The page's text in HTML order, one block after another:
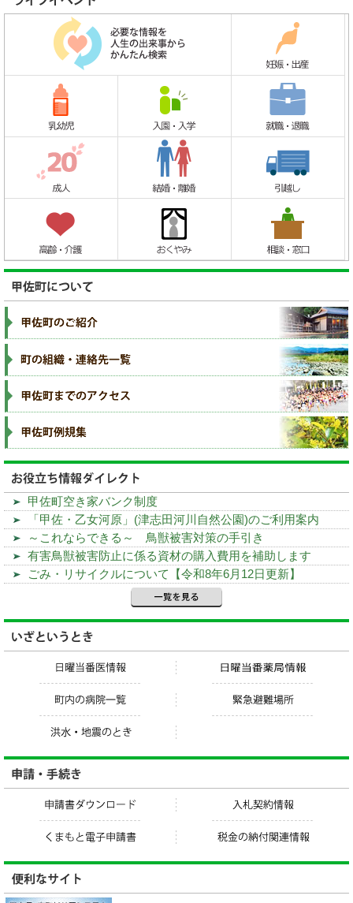
甲佐町空き家バンク制度
「甲佐・乙女河原」(津志田河川自然公園)のご利用案内
～これならできる～ 鳥獣被害対策の手引き
有害鳥獣被害防止に係る資材の購入費用を補助します
ごみ・リサイクルについて【令和8年6月12日更新】